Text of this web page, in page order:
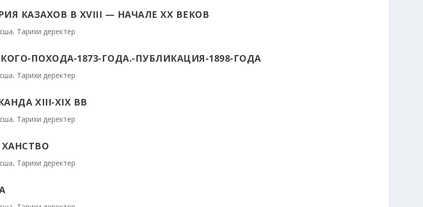
КАЗАХОВ В XVIII — НАЧАЛЕ XX ВЕКОВ
, Тарихи деректер
ПОХОДА-1873-ГОДА.-ПУБЛИКАЦИЯ-1898-ГОДА
, Тарихи деректер
ХҮІІІ-ХІХ ВВ
, Тарихи деректер
, Тарихи деректер